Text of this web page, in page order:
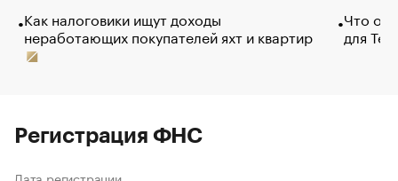
Как налоговики ищут доходы
неработающих покупателей яхт и квартир
Что
для
Регистрация ФНС